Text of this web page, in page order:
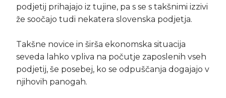
podjetij prihajajo iz tujine, pa s se s takšnimi izzivi
že soočajo tudi nekatera slovenska podjetja.
Takšne novice in širša ekonomska situacija
seveda lahko vpliva na počutje zaposlenih vseh
podjetij, še posebej, ko se odpuščanja dogajajo v
njihovih panogah.